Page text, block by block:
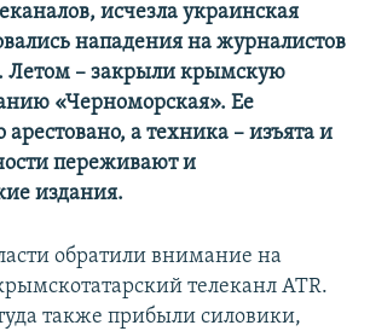
исчезла украинская
нападения на журналистов
Летом – закрыли крымскую
«Черноморская». Ее
а техника – изъята и
переживают и
издания.
обратили внимание на
телеканл ATR.
также прибыли силовики,